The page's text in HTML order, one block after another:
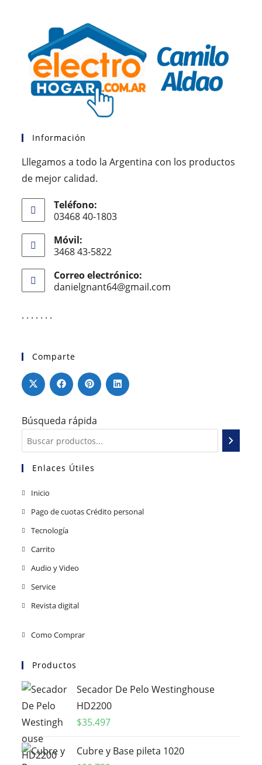
Información
Lllegamos a todo la Argentina con los productos
de mejor calidad.
Teléfono:
03468 40-1803
Móvil:
3468 43-5822
Correo electrónico:
danielgnant64@gmail.com
. . . . . . .
Comparte
Búsqueda rápida
Enlaces Útiles
Inicio
Pago de cuotas Crédito personal
Tecnología
Carrito
Audio y Video
Service
Revista digital
Como Comprar
Productos
Secador De Pelo Westinghouse
HD2200
$35.497
Cubre y Base pileta 1020